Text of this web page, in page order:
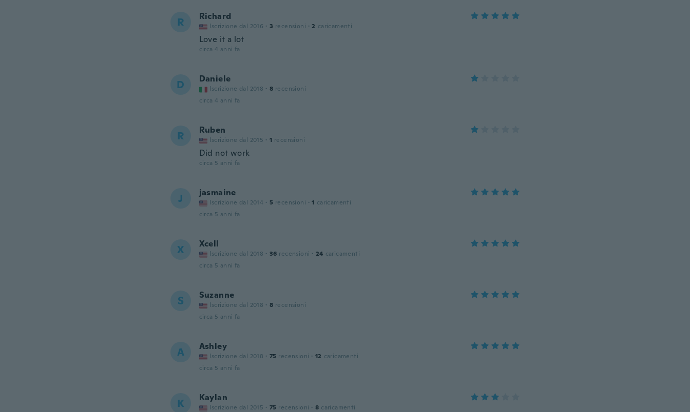
R Richard
Iscrizione dal 2016 · 3 recensioni · 2 caricamenti
Love it a lot
circa 4 anni fa
D Daniele
Iscrizione dal 2018 · 8 recensioni
circa 4 anni fa
R Ruben
Iscrizione dal 2015 · 1 recensioni
Did not work
circa 5 anni fa
J jasmaine
Iscrizione dal 2014 · 5 recensioni · 1 caricamenti
circa 5 anni fa
X Xcell
Iscrizione dal 2018 · 36 recensioni · 24 caricamenti
circa 5 anni fa
S Suzanne
Iscrizione dal 2018 · 8 recensioni
circa 5 anni fa
A Ashley
Iscrizione dal 2018 · 75 recensioni · 12 caricamenti
circa 5 anni fa
K Kaylan
Iscrizione dal 2015 · 75 recensioni · 8 caricamenti